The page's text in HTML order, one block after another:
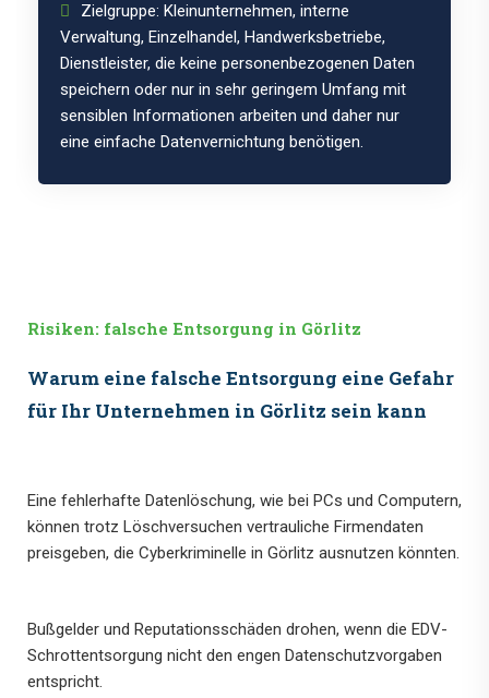
Zielgruppe: Kleinunternehmen, interne
Verwaltung, Einzelhandel, Handwerksbetriebe,
Dienstleister, die keine personenbezogenen Daten
speichern oder nur in sehr geringem Umfang mit
sensiblen Informationen arbeiten und daher nur
eine einfache Datenvernichtung benötigen.
Risiken: falsche Entsorgung in Görlitz
Warum eine falsche Entsorgung eine Gefahr
für Ihr Unternehmen in Görlitz sein kann
Eine fehlerhafte Datenlöschung, wie bei PCs und Computern,
können trotz Löschversuchen vertrauliche Firmendaten
preisgeben, die Cyberkriminelle in Görlitz ausnutzen könnten.
Bußgelder und Reputationsschäden drohen, wenn die EDV-
Schrottentsorgung nicht den engen Datenschutzvorgaben
entspricht.